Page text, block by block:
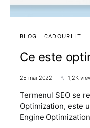
BLOG CADOURI IT
Ce este
25 mai 2022 1,2K
Termenul SEO se
Optimization, este
Engine